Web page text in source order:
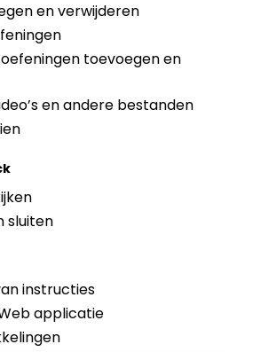
en verwijderen
toevoegen en
en andere bestanden
sluiten
instructies
applicatie